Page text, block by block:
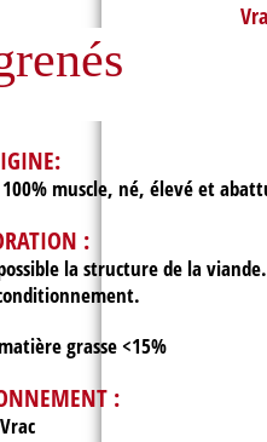
muscle, né, élevé et
:
la structure de la
grasse <15%
:
Vrac